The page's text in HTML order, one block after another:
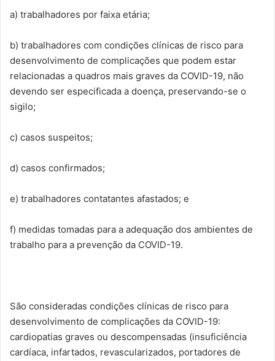
a) trabalhadores por faixa etária;
b) trabalhadores com condições clínicas de risco para
desenvolvimento de complicações que podem estar
relacionadas a quadros mais graves da COVID-19, não
devendo ser especificada a doença, preservando-se o
sigilo;
c) casos suspeitos;
d) casos confirmados;
e) trabalhadores contatantes afastados; e
f) medidas tomadas para a adequação dos ambientes de
trabalho para a prevenção da COVID-19.
São consideradas condições clínicas de risco para
desenvolvimento de complicações da COVID-19:
cardiopatias graves ou descompensadas (insuficiência
cardíaca, infartados, revascularizados, portadores de